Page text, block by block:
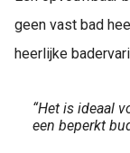
geen vast bad
heerlijke
“Het is ideaal
een beperkt